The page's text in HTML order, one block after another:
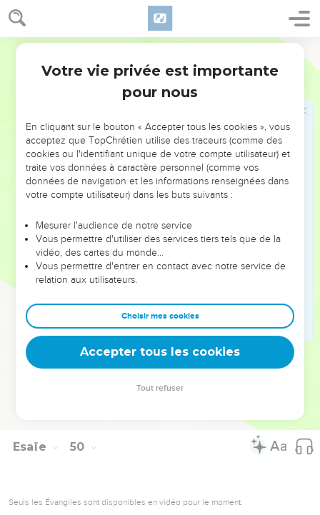
Esaïe 49
ramèneront tes fils en les prenant dans leurs bras, ils
ramèneront tes filles en les portant sur leurs épaules.
Tu auras, pour tes enfants, des princesses comme
nourrices, des rois comme éducateurs. Ils s’inclineront
devant toi, le visage contre terre, léchant la poussière de tes
pieds. Alors tu reconnaîtras que je suis le Seigneur, et que
Va-t-on reprendre à l’homme de guerre le butin dont il
s’est emparé ? Va-t-on arracher à la brute celui qui est son
prisonnier ?
Oui, et voici ce que déclare le Seigneur : « Je vais
prisonnier, je vais arracher à la brute le butin dont il s’est
emparé ! Jérusalem, je vais moi-même prendre à partie tes
adversaires et délivrer tes enfants.
26
Je forcerai tes oppresseurs à manger leur propre chair, à
s’enivrer de leur sang comme on s’enivre de vin nouveau.
Alors tout être vivant saura que ton sauveur, c’est moi, le
Seigneur, et que j’ai pris ta cause en mains, moi, le Dieu fort
de Jacob. »
© Société biblique française – Bibli’O, 1997, avec autorisation. Pour vous procurer
Esaïe 50
Seuls les Évangiles sont disponibles en vidéo pour le moment.
Votre vie privée est importante
pour nous
En cliquant sur le bouton « Accepter tous les cookies », vous
acceptez que TopChrétien utilise des traceurs (comme des
cookies ou l'identifiant unique de votre compte utilisateur) et
traite vos données à caractère personnel (comme vos
données de navigation et les informations renseignées dans
votre compte utilisateur) dans les buts suivants :
Mesurer l'audience de notre service
Vous permettre d'utiliser des services tiers tels que de la
vidéo, des cartes du monde…
Vous permettre d'entrer en contact avec notre service de
relation aux utilisateurs.
Choisir mes cookies
Accepter tous les cookies
Tout refuser